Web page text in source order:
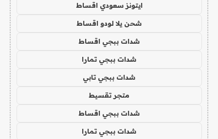
ايتونز سعودي اقساط
شحن يلا لودو اقساط
شدات ببجي اقساط
شدات ببجي تمارا
شدات ببجي تابي
متجر تقسيط
شدات ببجي اقساط
شدات ببجي تمارا